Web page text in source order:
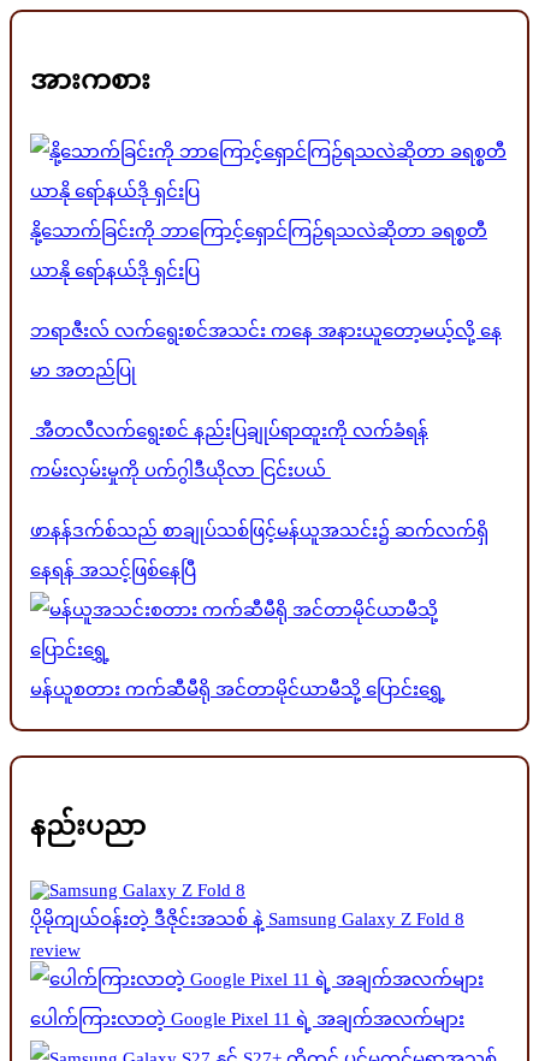
အားကစား
နို့သောက်ခြင်းကို ဘာကြောင့်ရှောင်ကြဉ်ရသလဲဆိုတာ ခရစ္စတီ
ယာနို ရော်နယ်ဒို ရှင်းပြ
ဘရာဇီးလ် လက်ရွေးစင်အသင်း ကနေ အနားယူတော့မယ့်လို့ နေ
မာ အတည်ပြု
အီတလီလက်ရွေးစင် နည်းပြချုပ်ရာထူးကို လက်ခံရန်
ကမ်းလှမ်းမှုကို ပက်ဂွါဒီယိုလာ ငြင်းပယ်
ဖာနန်ဒက်စ်သည် စာချုပ်သစ်ဖြင့်မန်ယူအသင်း၌ ဆက်လက်ရှိ
နေရန် အသင့်ဖြစ်နေပြီ
မန်ယူစတား ကက်ဆီမီရို အင်တာမိုင်ယာမီသို့ ပြောင်းရွှေ့
နည်းပညာ
ပိုမိုကျယ်ဝန်းတဲ့ ဒီဇိုင်းအသစ် နဲ့ Samsung Galaxy Z Fold 8
review
ပေါက်ကြားလာတဲ့ Google Pixel 11 ရဲ့ အချက်အလက်များ